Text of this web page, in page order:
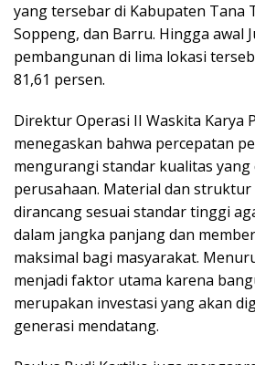
yang tersebar di Kabupaten Tana
Soppeng, dan Barru. Hingga awal
pembangunan di lima lokasi
81,61 persen.
Direktur Operasi II Waskita Karya
menegaskan bahwa percepatan
mengurangi standar kualitas
perusahaan. Material dan
dirancang sesuai standar tinggi
dalam jangka panjang dan
maksimal bagi masyarakat.
menjadi faktor utama karena
merupakan investasi yang akan
generasi mendatang.